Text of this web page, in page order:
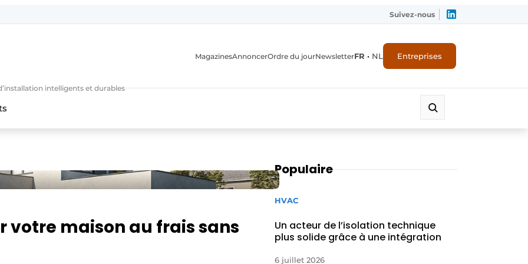
Suivez-nous
intelligents et durables
MagazinesAnnoncerOrdre du jourNewsletterFR • NL Entreprises
votre maison au frais sans
Populaire
HVAC
Un acteur de l’isolation technique
plus solide grâce à une intégration
6 juillet 2026